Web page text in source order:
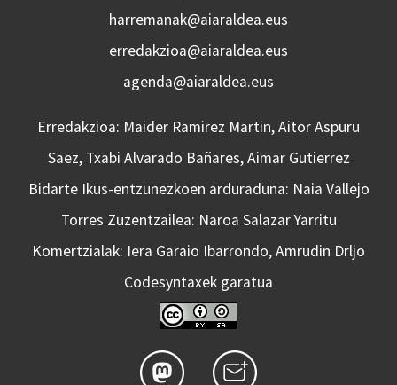
harremanak@aiaraldea.eus
erredakzioa@aiaraldea.eus
agenda@aiaraldea.eus
Erredakzioa: Maider Ramirez Martin, Aitor Aspuru
Saez, Txabi Alvarado Bañares, Aimar Gutierrez
Bidarte Ikus-entzunezkoen arduraduna: Naia Vallejo
Torres Zuzentzailea: Naroa Salazar Yarritu
Komertzialak: Iera Garaio Ibarrondo, Amrudin Drljo
Codesyntaxek garatua